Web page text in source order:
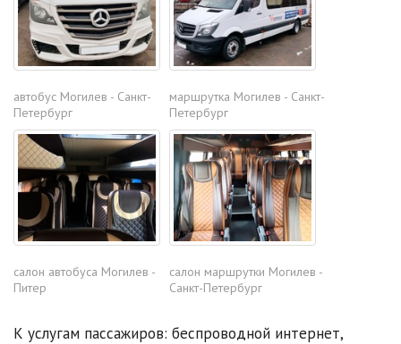
автобус Могилев - Санкт-
Петербург
маршрутка Могилев - Санкт-
Петербург
салон автобуса Могилев -
Питер
салон маршрутки Могилев -
Санкт-Петербург
К услугам пассажиров: беспроводной интернет,